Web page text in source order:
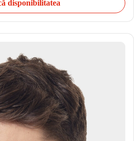
disponibilitatea